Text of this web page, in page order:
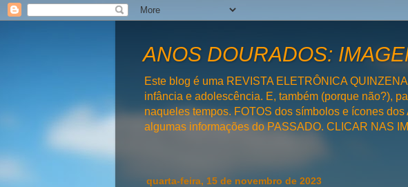
ANOS DOURADOS:
Este blog é uma REVISTA ELETRÔNICA
infância e adolescência. E, também (porque não?),
naqueles tempos. FOTOS dos símbolos e ícones
algumas informações do PASSADO. CLICAR NAS
quarta-feira, 15 de novembro de 2023